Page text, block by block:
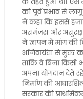
को पूर्व प्रभाव से
ने कहा कि इससे
असमंजस और असुरक्षा
ने ज्ञापन में मांग की
अनिवार्यता से मुक्त
ताकि वे बिना
अपना योगदान देते
निर्माण की
सरकार की